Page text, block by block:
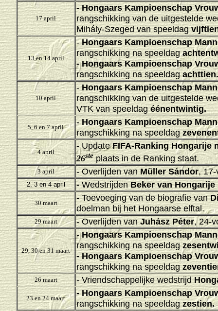
17 april
-Hongaars Kampioenschap
rangschikking van de uitgestelde
Mihály-Szeged van speeldag
13 en 14 april
-Hongaars Kampioenschap
rangschikking na speeldag
-Hongaars Kampioenschap
rangschikking na speeldagachttien.
10 april
-Hongaars Kampioenschap
rangschikking van de uitgestelde
VTK van speeldagéénentwintig.
5, 6 en 7 april
-Hongaars Kampioenschap
rangschikking na speeldag
4 april
- Update FIFA-Ranking Hongarije
26steplaats in de Ranking staat.
3 april - Overlijden vanMüller Sándor, 17-
2, 3 en 4 april -WedstrijdenBeker van Hongarije
30 maart
- Toevoeging van de biografie van
doelman bij het Hongaarse elftal.
29 maart - Overlijden vanJuhász Péter, 24-
29, 30 en 31 maart
-Hongaars Kampioenschap
rangschikking na speeldag
-Hongaars Kampioenschap
rangschikking na speeldag
26 maart - Vriendschappelijke wedstrijd
23 en 24 maart
-Hongaars Kampioenschap
rangschikking na speeldagzestien.